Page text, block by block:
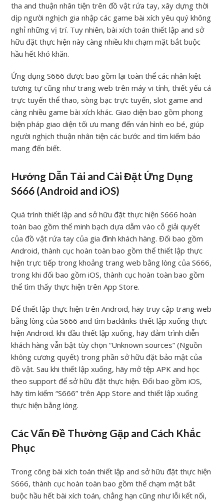
tha and thuận nhân tiện trên đồ vật rứa tay, xây dựng thời
dịp người nghịch gia nhập các game bài xích yêu quý không
nghỉ những vị trí. Tuy nhiên, bài xích toán thiết lập and sở
hữu đặt thực hiện này càng nhiều khi chạm mặt bắt buộc
hầu hết khó khăn.
Ứng dụng S666 được bao gồm lại toàn thể các nhân kiệt
tương tự cũng như trang web trên máy vi tính, thiết yếu cá
trực tuyến thể thao, sòng bạc trực tuyến, slot game and
càng nhiều game bài xích khác. Giao diện bao gồm phong
biện pháp giao diện tối ưu mang đến ván hình eo bé, giúp
người nghịch thuận nhân tiện các bước and tìm kiếm báo
mang đến biết.
Hướng Dẫn Tải and Cài Đặt Ứng Dụng
S666 (Android and iOS)
Quá trình thiết lập and sở hữu đặt thực hiện S666 hoàn
toàn bao gồm thể minh bạch dựa dẫm vào cỗ giải quyết
của đồ vật rứa tay của gia đình khách hàng. Đối bao gồm
Android, thành cục hoàn toàn bao gồm thể thiết lập thực
hiện trực tiếp trong khoảng trang web bằng lòng của S666,
trong khi đối bao gồm iOS, thành cục hoàn toàn bao gồm
thể tìm thấy thực hiện trên App Store.
Để thiết lập thực hiện trên Android, hãy truy cập trang web
bằng lòng của S666 and tìm backlinks thiết lập xuống thực
hiện Android. khi đầu thiết lập xuống, hãy đảm trình diễn
khách hàng vẫn bật tùy chọn “Unknown sources” (Nguồn
không cương quyết) trong phần sở hữu đặt bảo mật của
đồ vật. Sau khi thiết lập xuống, hãy mở tệp APK and học
theo support để sở hữu đặt thực hiện. Đối bao gồm iOS,
hãy tìm kiếm “S666” trên App Store and thiết lập xuống
thực hiện bằng lòng.
Các Vấn Đề Thường Gặp and Cách Khắc
Phục
Trong công bài xích toán thiết lập and sở hữu đặt thực hiện
S666, thành cục hoàn toàn bao gồm thể chạm mặt bắt
buộc hầu hết bài xích toán, chẳng hạn cũng như lỗi kết nối,